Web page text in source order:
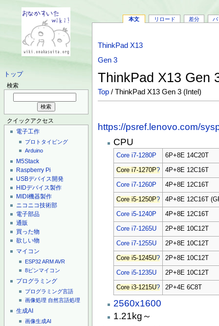
トップ
検索
クイックアクセス
電子工作
プロトタイピング
Arduino
M5Stack
Raspberry Pi
USBデバイス開発
HIDデバイス製作
MIDI機器製作
ニコニコ技術部
電子部品
通販
買った物
欲しい物
マイコン
ESP32ARMAVR
8ピンマイコン
プログラミング
プログラミング言語
画像処理 自然言語処理
生成AI
画像生成AI
本文 リロード 差分 バ
ThinkPad X13
Gen 3
ThinkPad X13 Gen
Top / ThinkPad X13 Gen 3 (Intel)
https://psref.lenovo.com/
CPU
Core i7-1280P 6P+8E 14C20T
Core i7-1270P? 4P+8E 12C16T
Core i7-1260P 4P+8E 12C16T
Core i5-1250P? 4P+8E 12C16T
Core i5-1240P 4P+8E 12C16T
Core i7-1265U 2P+8E 10C12T
Core i7-1255U 2P+8E 10C12T
Core i5-1245U? 2P+8E 10C12T
Core i5-1235U 2P+8E 10C12T
Core i3-1215U? 2P+4E 6C8T
2560x1600
1.21kg～